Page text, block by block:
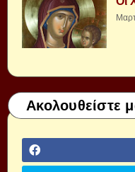
Ακολουθείστε